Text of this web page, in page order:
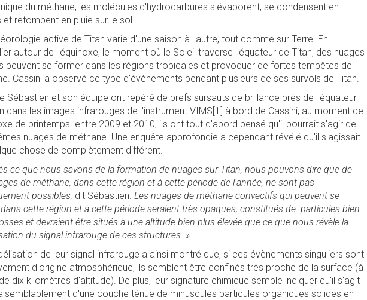
du méthane, les molécules d'hydrocarbures s'évaporent, se condensent en
et retombent en pluie sur le sol.
active de Titan varie d'une saison à l'autre, tout comme sur Terre. En
autour de l'équinoxe, le moment où le Soleil traverse l'équateur de Titan, des nuages
peuvent se former dans les régions tropicales et provoquer de fortes tempêtes de
Cassini a observé ce type d'évènements pendant plusieurs de ses survols de Titan.
Sébastien et son équipe ont repéré de brefs sursauts de brillance près de l'équateur
dans les images infrarouges de l'instrument VIMS[1] à bord de Cassini, au moment de
de printemps entre 2009 et 2010, ils ont tout d'abord pensé qu'il pourrait s'agir de
nuages de méthane. Une enquête approfondie a cependant révélé qu'il s'agissait
chose de complètement différent.
ce que nous savons de la formation de nuages sur Titan, nous pouvons dire que de
de méthane, dans cette région et à cette période de l'année, ne sont pas
possibles, dit Sébastien.Les nuages de méthane convectifs qui peuvent se
cette région et à cette période seraient très opaques, constitués de particules bien
et devraient être situés à une altitude bien plus élevée que ce que nous révèle la
du signal infrarouge de ces structures. »
de leur signal infrarouge a ainsi montré que, si ces évènements singuliers sont
d'origine atmosphérique, ils semblent être confinés très proche de la surface (à
dix kilomètres d'altitude). De plus, leur signature chimique semble indiquer qu'il s'agit
d'une couche ténue de minuscules particules organiques solides en